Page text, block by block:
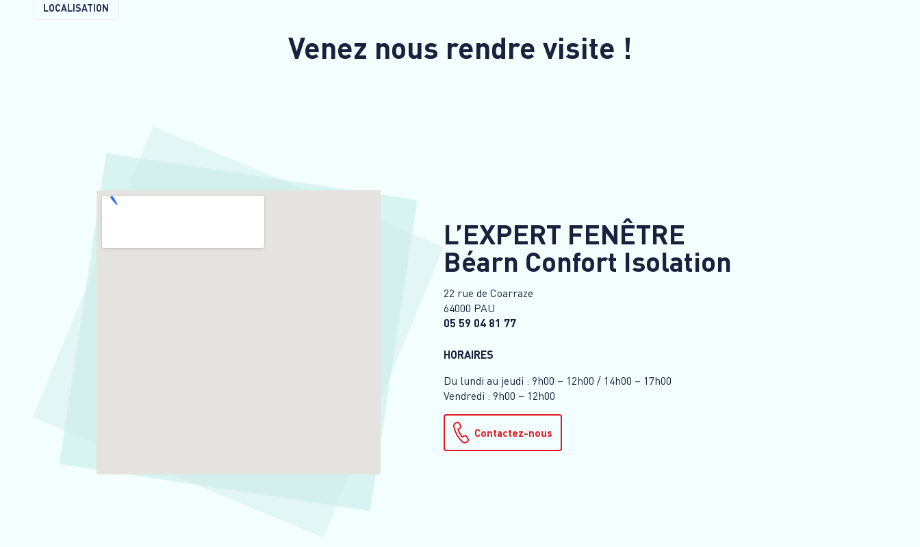
LOCALISATION
Venez nous rendre visite !
L’EXPERT FENÊTRE
Béarn Confort Isolation
22 rue de Coarraze
64000 PAU
05 59 04 81 77
HORAIRES
Du lundi au jeudi : 9h00 – 12h00 / 14h00 – 17h00
Vendredi : 9h00 – 12h00
Contactez-nous